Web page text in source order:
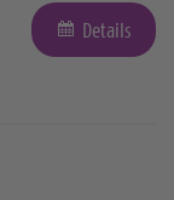
Details